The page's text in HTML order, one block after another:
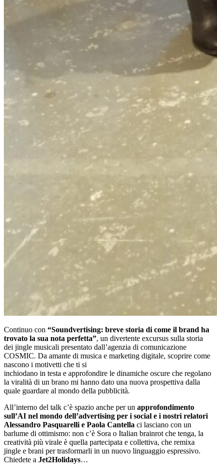
Continuo con “Soundvertising: breve storia di come il brand ha
trovato la sua nota perfetta”, un divertente excursus sulla storia
dei jingle musicali presentato dall’agenzia di comunicazione
COSMIC. Da amante di musica e marketing digitale, scoprire come
nascono i motivetti che ti si
inchiodano in testa e approfondire le dinamiche oscure che regolano
la viralità di un brano mi hanno dato una nuova prospettiva dalla
quale guardare al mondo della pubblicità.
All’interno del talk c’è spazio anche per un approfondimento
sull’AI nel mondo dell’advertising per i social e i nostri relatori
Alessandro Pasquarelli e Paola Cantella ci lasciano con un
barlume di ottimismo: non c’è Sora o Italian brainrot che tenga, la
creatività più virale è quella partecipata e collettiva, che remixa
jingle e brani per trasformarli in un nuovo linguaggio espressivo.
Chiedete a Jet2Holidays…